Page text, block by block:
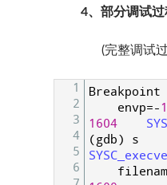
4、部分调试
(完整调试
1
2
3
4
5
6
Breakpoint
envp=-
1604
(gdb)
s
SYSC_execve